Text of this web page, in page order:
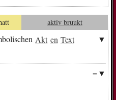
aktiv bruukt
Akt en Text